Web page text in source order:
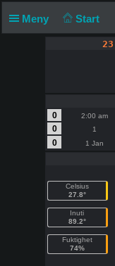
Meny Start
0
2:00 am
0
1
0
1 Jan
Celsius
27.8°
Inuti
89.2°
Fuktighet
74%